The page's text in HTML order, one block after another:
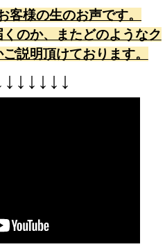
客様の生のお声です。
のか、またどのようなク
説明頂けております。
↓ ↓ ↓ ↓ ↓ ↓